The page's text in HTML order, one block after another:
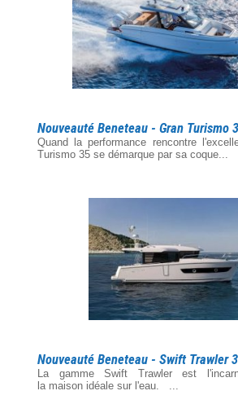
Nouveauté Beneteau - Gran Turismo
Quand la performance rencontre
Turismo 35 se démarque par sa coque...
Nouveauté Beneteau - Swift Trawler
La gamme Swift Trawler est
la maison idéale sur l'eau. ...